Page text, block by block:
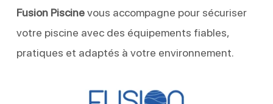
Fusion Piscinevous accompagne pour sécuriser
votre piscine avec des équipements fiables,
pratiques et adaptés à votre environnement.